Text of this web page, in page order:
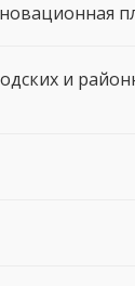
и